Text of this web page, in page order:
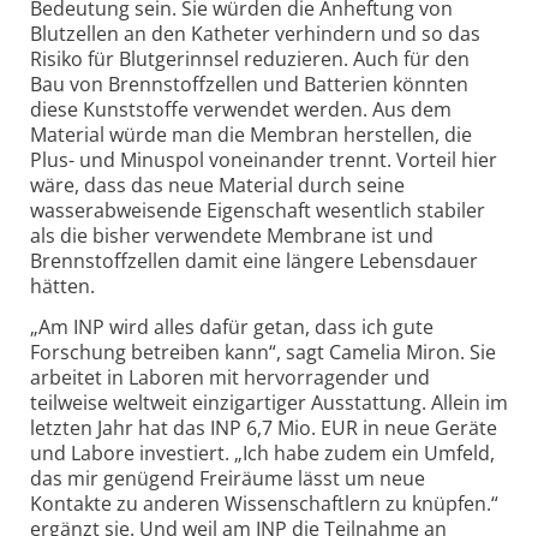
Bedeutung sein. Sie würden die Anheftung von
Blutzellen an den Katheter verhindern und so das
Risiko für Blutgerinnsel reduzieren. Auch für den
Bau von Brennstoffzellen und Batterien könnten
diese Kunststoffe verwendet werden. Aus dem
Material würde man die Membran herstellen, die
Plus- und Minuspol voneinander trennt. Vorteil hier
wäre, dass das neue Material durch seine
wasserabweisende Eigenschaft wesentlich stabiler
als die bisher verwendete Membrane ist und
Brennstoffzellen damit eine längere Lebensdauer
hätten.
„Am INP wird alles dafür getan, dass ich gute
Forschung betreiben kann“, sagt Camelia Miron. Sie
arbeitet in Laboren mit hervorragender und
teilweise weltweit einzigartiger Ausstattung. Allein im
letzten Jahr hat das INP 6,7 Mio. EUR in neue Geräte
und Labore investiert. „Ich habe zudem ein Umfeld,
das mir genügend Freiräume lässt um neue
Kontakte zu anderen Wissenschaftlern zu knüpfen.“
ergänzt sie. Und weil am INP die Teilnahme an